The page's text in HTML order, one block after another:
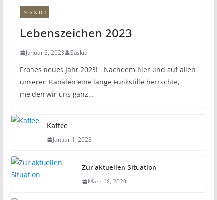
SCG & DU
Lebenszeichen 2023
Januar 3, 2023 Saskia
Frohes neues Jahr 2023! Nachdem hier und auf allen
unseren Kanälen eine lange Funkstille herrschte,
melden wir uns ganz…
Kaffee
Januar 1, 2023
Zur aktuellen Situation
März 18, 2020